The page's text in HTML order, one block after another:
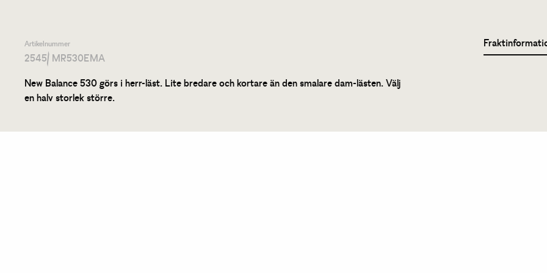
Artikelnummer
2545/ MR530EMA
New Balance 530 görs i herr-läst. Lite bredare och kortare än den smalare dam-lästen. Välj
en halv storlek större.